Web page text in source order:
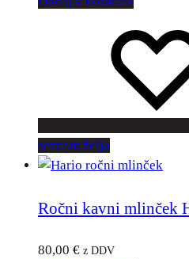
seznam želja
Ročni kavni mlinček
80,00 € z DDV